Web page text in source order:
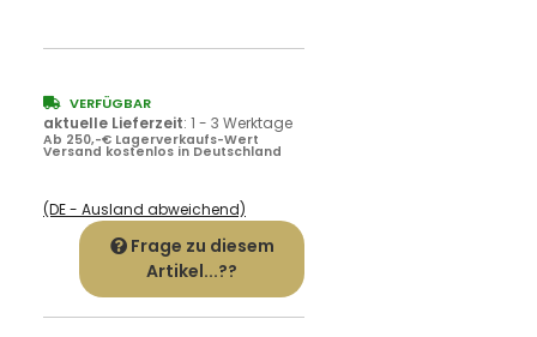
VERFÜGBAR
aktuelle Lieferzeit: 1 - 3 Werktage
Ab 250,-€ Lagerverkaufs-Wert
Versand kostenlos in Deutschland
(DE - Ausland abweichend)
Frage zu diesem
Artikel...??